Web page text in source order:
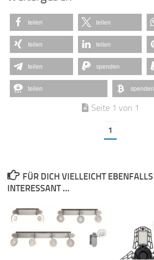
teilen teilen
teilen teilen
teilen spenden
teilen spenden
Seite 1 von 1
1
FÜR DICH VIELLEICHT EBENFALLS
INTERESSANT …